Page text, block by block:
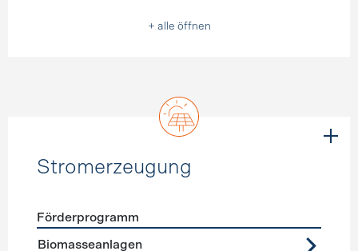
+ alle öffnen
Stromerzeugung
Förderprogramme
Förderprogramm
Biomasseanlagen